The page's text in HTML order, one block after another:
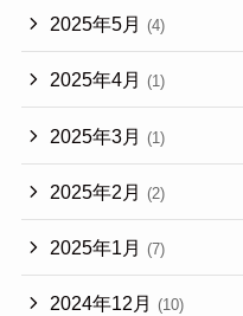
2025年5月 (4)
2025年4月 (1)
2025年3月 (1)
2025年2月 (2)
2025年1月 (7)
2024年12月 (10)